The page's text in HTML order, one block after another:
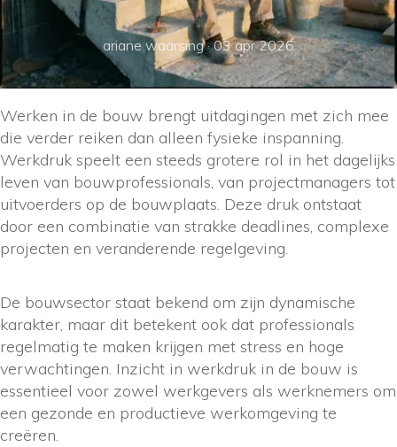
ariane waarsing·03 apr 2026
Werken in de bouw brengt uitdagingen met zich mee
die verder reiken dan alleen fysieke inspanning.
Werkdruk speelt een steeds grotere rol in het dagelijks
leven van bouwprofessionals, van projectmanagers tot
uitvoerders op de bouwplaats. Deze druk ontstaat
door een combinatie van strakke deadlines, complexe
projecten en veranderende regelgeving.
De bouwsector staat bekend om zijn dynamische
karakter, maar dit betekent ook dat professionals
regelmatig te maken krijgen met stress en hoge
verwachtingen. Inzicht in werkdruk in de bouw is
essentieel voor zowel werkgevers als werknemers om
een gezonde en productieve werkomgeving te
creëren.